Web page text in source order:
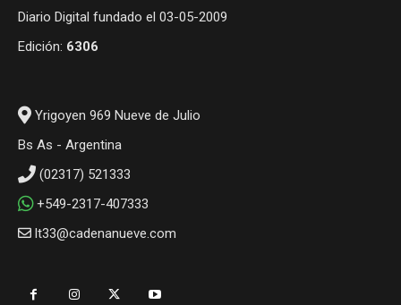
Diario Digital fundado el 03-05-2009
Edición: 6306
Yrigoyen 969 Nueve de Julio
Bs As - Argentina
(02317) 521333
+549-2317-407333
lt33@cadenanueve.com